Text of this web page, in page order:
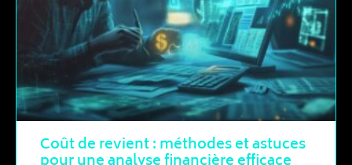
Coût de revient : méthodes et astuces